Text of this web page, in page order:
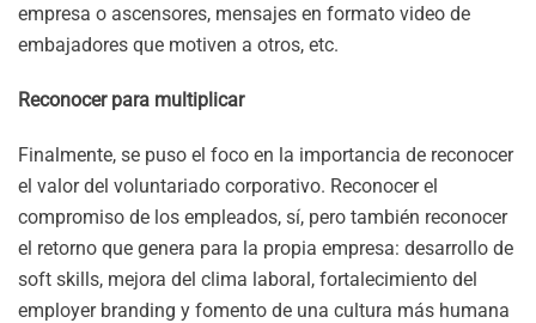
empresa o ascensores, mensajes en formato video de
embajadores que motiven a otros, etc.
Reconocer para multiplicar
Finalmente, se puso el foco en la importancia de reconocer
el valor del voluntariado corporativo. Reconocer el
compromiso de los empleados, sí, pero también reconocer
el retorno que genera para la propia empresa: desarrollo de
soft skills, mejora del clima laboral, fortalecimiento del
employer branding y fomento de una cultura más humana